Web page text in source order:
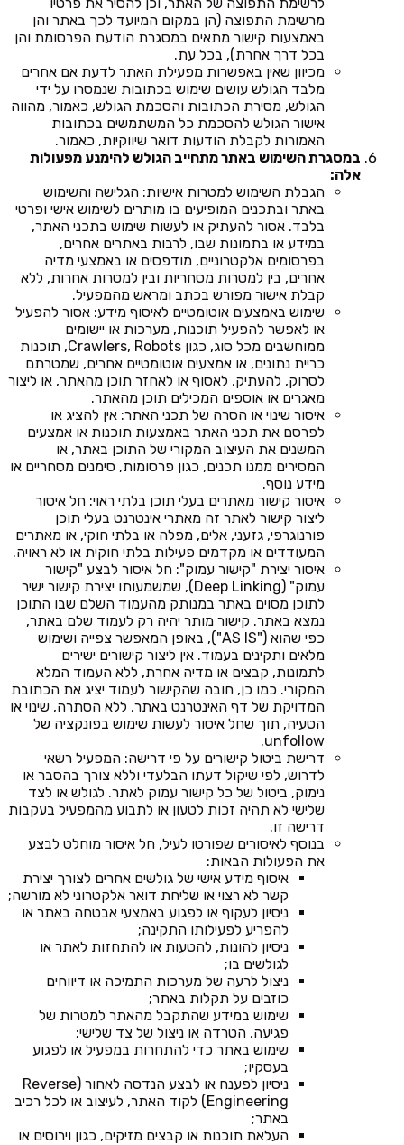
מרשימת התפוצה (הן במקום המיועד לכך באתר והן
באמצעות קישור מתאים במסגרת הודעת הפרסומת והן
בכל דרך אחרת), בכל עת.
מכיוון שאין באפשרות מפעילת האתר לדעת אם אחרים
מלבד הגולש עושים שימוש בכתובות שנמסרו על ידי
הגולש, מסירת הכתובות והסכמת הגולש, כאמור, מהווה
אישור הגולש להסכמת כל המשתמשים בכתובות
האמורות לקבלת הודעות דואר שיווקיות, כאמור.
במסגרת השימוש באתר מתחייב הגולש להימנע מפעולות
אלה:
הגבלת השימוש למטרות אישיות: הגלישה והשימוש
באתר ובתכנים המופיעים בו מותרים לשימוש אישי ופרטי
בלבד. אסור להעתיק או לעשות שימוש בתכני האתר,
במידע או בתמונות שבו, לרבות באתרים אחרים,
בפרסומים אלקטרוניים, מודפסים או באמצעי מדיה
אחרים, בין למטרות מסחריות ובין למטרות אחרות, ללא
קבלת אישור מפורש בכתב ומראש מהמפעיל.
שימוש באמצעים אוטומטיים לאיסוף מידע: אסור להפעיל
או לאפשר להפעיל תוכנות, מערכות או יישומים
ממוחשבים מכל סוג, כגון Crawlers, Robots, תוכנות
כריית נתונים, או אמצעים אוטומטיים אחרים, שמטרתם
לסרוק, להעתיק, לאסוף או לאחזר תוכן מהאתר, או ליצור
מאגרים או אוספים המכילים תוכן מהאתר.
איסור שינוי או הסרה של תכני האתר: אין להציג או
לפרסם את תכני האתר באמצעות תוכנות או אמצעים
המשנים את העיצוב המקורי של התוכן באתר, או
המסירים ממנו תכנים, כגון פרסומות, סימנים מסחריים או
מידע נוסף.
איסור קישור מאתרים בעלי תוכן בלתי ראוי: חל איסור
ליצור קישור לאתר זה מאתרי אינטרנט בעלי תוכן
פורנוגרפי, גזעני, אלים, מפלה או בלתי חוקי, או מאתרים
המעודדים או מקדמים פעילות בלתי חוקית או לא ראויה.
איסור יצירת "קישור עמוק": חל איסור לבצע "קישור
עמוק" (Deep Linking), שמשמעותו יצירת קישור ישיר
לתוכן מסוים באתר במנותק מהעמוד השלם שבו התוכן
נמצא באתר. קישור מותר יהיה רק לעמוד שלם באתר,
כפי שהוא ("AS IS"), באופן המאפשר צפייה ושימוש
מלאים ותקינים בעמוד. אין ליצור קישורים ישירים
לתמונות, קבצים או מדיה אחרת, ללא העמוד המלא
המקורי. כמו כן, חובה שהקישור לעמוד יציג את הכתובת
המדויקת של דף האינטרנט באתר, ללא הסתרה, שינוי או
הטעיה, תוך שחל איסור לעשות שימוש בפונקציה של
unfollow.
דרישת ביטול קישורים על פי דרישה: המפעיל רשאי
לדרוש, לפי שיקול דעתו הבלעדי וללא צורך בהסבר או
נימוק, ביטול של כל קישור עמוק לאתר. לגולש או לצד
שלישי לא תהיה זכות לטעון או לתבוע מהמפעיל בעקבות
דרישה זו.
בנוסף לאיסורים שפורטו לעיל, חל איסור מוחלט לבצע
את הפעולות הבאות:
איסוף מידע אישי של גולשים אחרים לצורך יצירת
קשר לא רצוי או שליחת דואר אלקטרוני לא מורשה;
ניסיון לעקוף או לפגוע באמצעי אבטחה באתר או
להפריע לפעילותו התקינה;
ניסיון להונות, להטעות או להתחזות לאתר או
לגולשים בו;
ניצול לרעה של מערכות התמיכה או דיווחים
כוזבים על תקלות באתר;
שימוש במידע שהתקבל מהאתר למטרות של
פגיעה, הטרדה או ניצול של צד שלישי;
שימוש באתר כדי להתחרות במפעיל או לפגוע
בעסקיו;
ניסיון לפענח או לבצע הנדסה לאחור (Reverse
Engineering) לקוד האתר, לעיצוב או לכל רכיב
באתר;
העלאת תוכנות או קבצים מזיקים, כגון וירוסים או